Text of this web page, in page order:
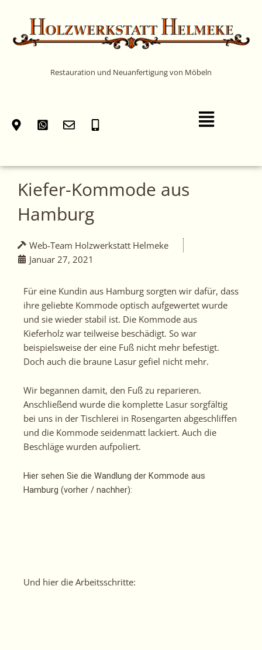
springen
Restauration und Neuanfertigung von Möbeln
Main
Menu
Kiefer-Kommode aus
Hamburg
Web-Team Holzwerkstatt Helmeke
Januar 27, 2021
Für eine Kundin aus Hamburg sorgten wir dafür, dass
ihre geliebte Kommode optisch aufgewertet wurde
und sie wieder stabil ist. Die Kommode aus
Kieferholz war teilweise beschädigt. So war
beispielsweise der eine Fuß nicht mehr befestigt.
Doch auch die braune Lasur gefiel nicht mehr.
Wir begannen damit, den Fuß zu reparieren.
Anschließend wurde die komplette Lasur sorgfältig
bei uns in der Tischlerei in Rosengarten abgeschliffen
und die Kommode seidenmatt lackiert. Auch die
Beschläge wurden aufpoliert.
Hier sehen Sie die Wandlung der Kommode aus
Hamburg (vorher / nachher):
Und hier die Arbeitsschritte: